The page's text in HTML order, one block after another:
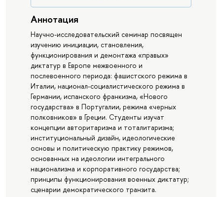
Аннотация
Научно-исследовательский семинар посвящен
изучению инициации, становления,
функционирования и демонтажа «правых»
диктатур в Европе межвоенного и
послевоенного периода: фашистского режима в
Италии, национал-социалистического режима в
Германии, испанского франкизма, «Нового
государства» в Португалии, режима «черных
полковников» в Греции. Студенты изучат
концепции авторитаризма и тоталитаризма;
институциональный дизайн, идеологические
основы и политическую практику режимов,
основанных на идеологии интегрального
национализма и корпоративного государства;
принципы функционирования военных диктатур;
сценарии демократического транзита.